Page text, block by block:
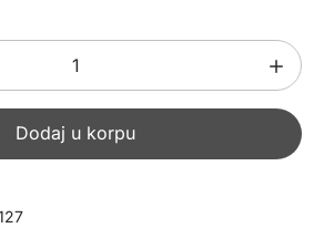
Dodaj u korpu